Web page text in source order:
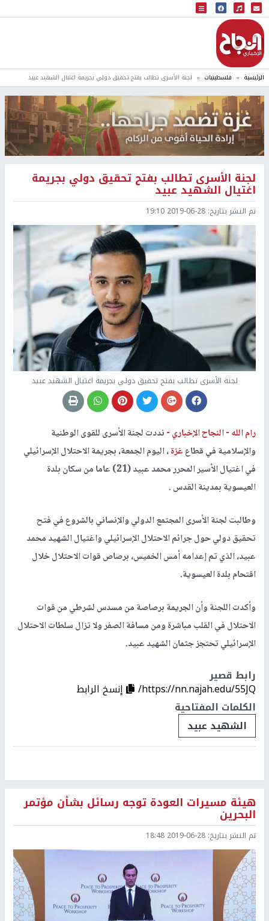
البث المباشر
إذاعة النجاح
الرئيسية فلسطينيات لجنة الأسرى تطالب بفتح تحقيق دولي بجريمة اغتيال الشهيد عبيد
لجنة الأسرى تطالب بفتح تحقيق دولي بجريمة
اغتيال الشهيد عبيد
تم النشر بتاريخ: 2019-06-28 19:10
لجنة الأسرى تطالب بفتح تحقيق دولي بجريمة اغتيال الشهيد عبيد
رام الله -النجاح الإخباري -نددت لجنة الأسرى للقوى الوطنية
والإسلامية في قطاعغزة، اليوم الجمعة، بجريمة الاحتلال الإسرائيلي
في اغتيال الأسير المحرر محمد عبيد (21) عاما من سكان بلدة
العيسوية بمدينة القدس .
وطالبت لجنة الأسرى المجتمع الدولي والإنساني بالشروع في فتح
تحقيق دولي حول جرائم الاحتلال الإسرائيلي واغتيال الشهيد محمد
عبيد، الذي تم إعدامه أمس الخميس، برصاص قوات الاحتلال خلال
اقتحام بلدة العيسوية.
وأكدت اللجنة وأن الجريمة برصاصة من مسدس لشرطي من قوات
الاحتلال في القلب مباشرة ومن مسافة الصفر ولا تزال سلطات الاحتلال
الإسرائيلي تحتجز جثمان الشهيد عبيد.
رابط قصير
https://nn.najah.edu/55JQ/
إنسخ الرابط
الكلمات المفتاحية
الشهيد عبيد
هيئة مسيرات العودة توجه رسائل بشأن مؤتمر
البحرين
تم النشر بتاريخ: 2019-06-28 18:48